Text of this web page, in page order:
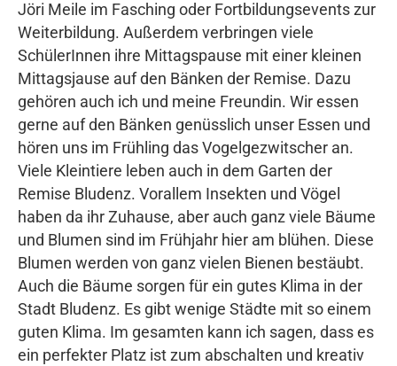
Jöri Meile im Fasching oder Fortbildungsevents zur
Weiterbildung. Außerdem verbringen viele
SchülerInnen ihre Mittagspause mit einer kleinen
Mittagsjause auf den Bänken der Remise. Dazu
gehören auch ich und meine Freundin. Wir essen
gerne auf den Bänken genüsslich unser Essen und
hören uns im Frühling das Vogelgezwitscher an.
Viele Kleintiere leben auch in dem Garten der
Remise Bludenz. Vorallem Insekten und Vögel
haben da ihr Zuhause, aber auch ganz viele Bäume
und Blumen sind im Frühjahr hier am blühen. Diese
Blumen werden von ganz vielen Bienen bestäubt.
Auch die Bäume sorgen für ein gutes Klima in der
Stadt Bludenz. Es gibt wenige Städte mit so einem
guten Klima. Im gesamten kann ich sagen, dass es
ein perfekter Platz ist zum abschalten und kreativ